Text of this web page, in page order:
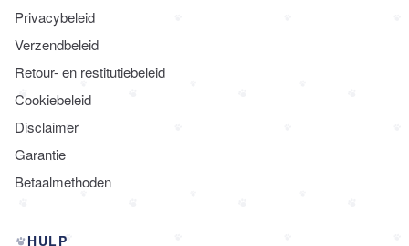
Privacybeleid
Verzendbeleid
Retour- en restitutiebeleid
Cookiebeleid
Disclaimer
Garantie
Betaalmethoden
HULP